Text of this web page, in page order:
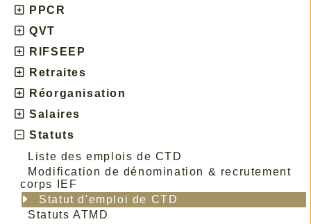
PPCR
QVT
RIFSEEP
Retraites
Réorganisation
Salaires
Statuts
Liste des emplois de CTD
Modification de dénomination & recrutement
corps IEF
Statut d'emploi de CTD
Statuts ATMD